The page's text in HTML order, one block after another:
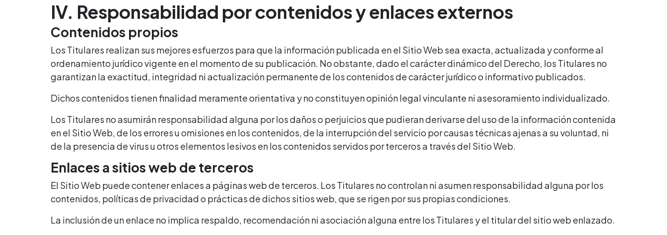
IV. Responsabilidad por contenidos y enlaces externos
Contenidos propios
Los Titulares realizan sus mejores esfuerzos para que la información publicada en el Sitio Web sea exacta, actualizada y conforme al
ordenamiento jurídico vigente en el momento de su publicación. No obstante, dado el carácter dinámico del Derecho, los Titulares no
garantizan la exactitud, integridad ni actualización permanente de los contenidos de carácter jurídico o informativo publicados.
Dichos contenidos tienen finalidad meramente orientativa y no constituyen opinión legal vinculante ni asesoramiento individualizado.
Los Titulares no asumirán responsabilidad alguna por los daños o perjuicios que pudieran derivarse del uso de la información contenida
en el Sitio Web, de los errores u omisiones en los contenidos, de la interrupción del servicio por causas técnicas ajenas a su voluntad, ni
de la presencia de virus u otros elementos lesivos en los contenidos servidos por terceros a través del Sitio Web.
Enlaces a sitios web de terceros
El Sitio Web puede contener enlaces a páginas web de terceros. Los Titulares no controlan ni asumen responsabilidad alguna por los
contenidos, políticas de privacidad o prácticas de dichos sitios web, que se rigen por sus propias condiciones.
La inclusión de un enlace no implica respaldo, recomendación ni asociación alguna entre los Titulares y el titular del sitio web enlazado.